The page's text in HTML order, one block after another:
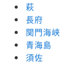
萩
長府
関門海峡
青海島
須佐